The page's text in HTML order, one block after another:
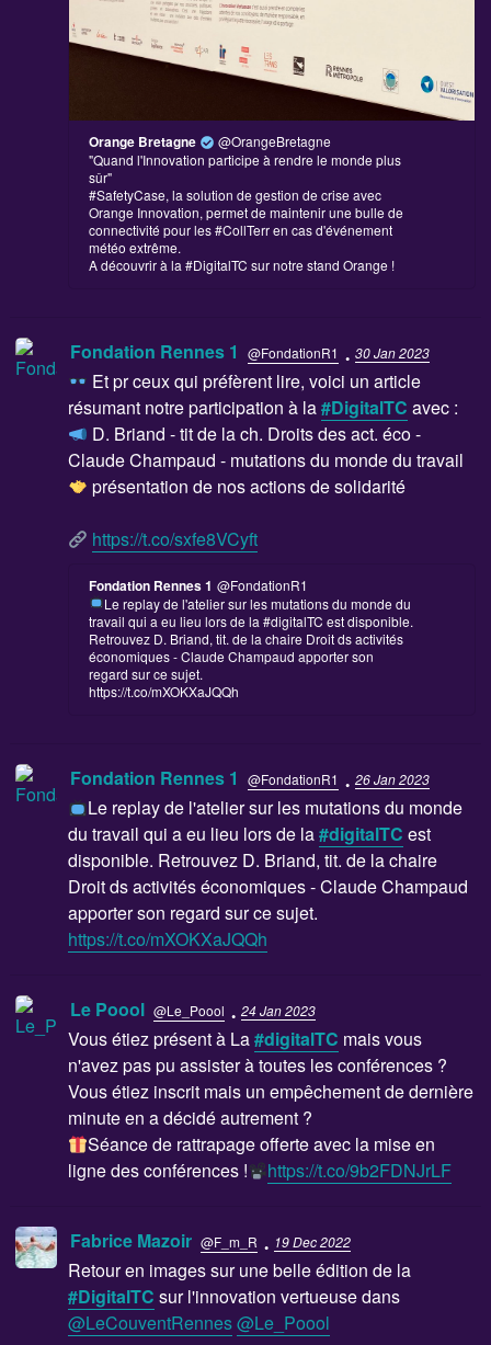
Orange Bretagne
@OrangeBretagne
"Quand l'Innovation participe à rendre le monde plus
sûr"
#SafetyCase, la solution de gestion de crise avec
Orange Innovation, permet de maintenir une bulle de
connectivité pour les #CollTerr en cas d'événement
météo extrême.
A découvrir à la #DigitalTC sur notre stand Orange !
Fondation Rennes 1 @FondationR1 · 30 Jan 2023
Et pr ceux qui préfèrent lire, voici un article
résumant notre participation à la#DigitalTC avec :
D. Briand - tit de la ch. Droits des act. éco -
Claude Champaud - mutations du monde du travail
présentation de nos actions de solidarité
https://t.co/sxfe8VCyft
Fondation Rennes 1 @FondationR1
Le replay de l'atelier sur les mutations du monde du
travail qui a eu lieu lors de la #digitalTC est disponible.
Retrouvez D. Briand, tit. de la chaire Droit ds activités
économiques - Claude Champaud apporter son
regard sur ce sujet.
https://t.co/mXOKXaJQQh
Fondation Rennes 1 @FondationR1 · 26 Jan 2023
Le replay de l'atelier sur les mutations du monde
du travail qui a eu lieu lors de la#digitalTC est
disponible. Retrouvez D. Briand, tit. de la chaire
Droit ds activités économiques - Claude Champaud
apporter son regard sur ce sujet.
https://t.co/mXOKXaJQQh
Le Poool @Le_Poool · 24 Jan 2023
Vous étiez présent à La#digitalTC mais vous
n'avez pas pu assister à toutes les conférences ?
Vous étiez inscrit mais un empêchement de dernière
minute en a décidé autrement ?
Séance de rattrapage offerte avec la mise en
ligne des conférences !
https://t.co/9b2FDNJrLF
Fabrice Mazoir @F_m_R · 19 Dec 2022
Retour en images sur une belle édition de la
#DigitalTC sur l'innovation vertueuse dans
@LeCouventRennes@Le_Poool